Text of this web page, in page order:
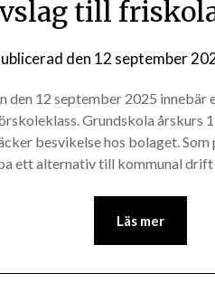
till
den 12 september
den 12 september 2025 innebär
Grundskola årskurs
besvikelse hos bolaget.
ett alternativ till kommunal drift
Läs mer